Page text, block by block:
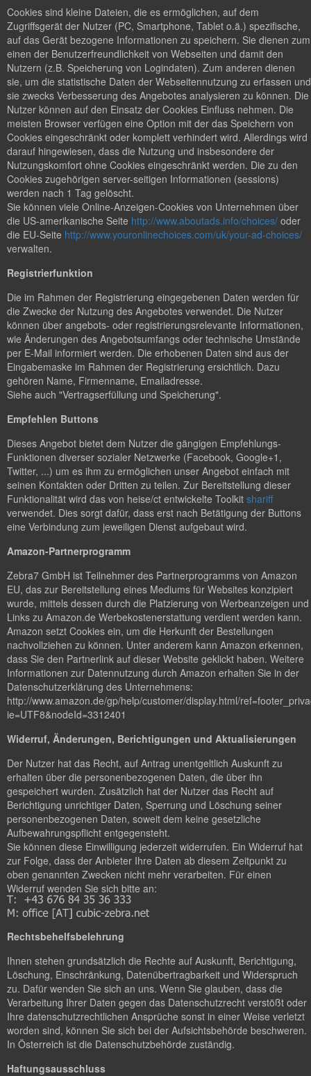
Cookies sind kleine Dateien, die es ermöglichen, auf dem
Zugriffsgerät der Nutzer (PC, Smartphone, Tablet o.ä.) spezifische,
auf das Gerät bezogene Informationen zu speichern. Sie dienen zum
einen der Benutzerfreundlichkeit von Webseiten und damit den
Nutzern (z.B. Speicherung von Logindaten). Zum anderen dienen
sie, um die statistische Daten der Webseitennutzung zu erfassen und
sie zwecks Verbesserung des Angebotes analysieren zu können. Die
Nutzer können auf den Einsatz der Cookies Einfluss nehmen. Die
meisten Browser verfügen eine Option mit der das Speichern von
Cookies eingeschränkt oder komplett verhindert wird. Allerdings wird
darauf hingewiesen, dass die Nutzung und insbesondere der
Nutzungskomfort ohne Cookies eingeschränkt werden. Die zu den
Cookies zugehörigen server-seitigen Informationen (sessions)
werden nach 1 Tag gelöscht.
Sie können viele Online-Anzeigen-Cookies von Unternehmen über
die US-amerikanische Seite http://www.aboutads.info/choices/ oder
die EU-Seite http://www.youronlinechoices.com/uk/your-ad-choices/
verwalten.
Registrierfunktion
Die im Rahmen der Registrierung eingegebenen Daten werden für
die Zwecke der Nutzung des Angebotes verwendet. Die Nutzer
können über angebots- oder registrierungsrelevante Informationen,
wie Änderungen des Angebotsumfangs oder technische Umstände
per E-Mail informiert werden. Die erhobenen Daten sind aus der
Eingabemaske im Rahmen der Registrierung ersichtlich. Dazu
gehören Name, Firmenname, Emailadresse.
Siehe auch "Vertragserfüllung und Speicherung".
Empfehlen Buttons
Dieses Angebot bietet dem Nutzer die gängigen Empfehlungs-
Funktionen diverser sozialer Netzwerke (Facebook, Google+1,
Twitter, ...) um es ihm zu ermöglichen unser Angebot einfach mit
seinen Kontakten oder Dritten zu teilen. Zur Bereitstellung dieser
Funktionalität wird das von heise/ct entwickelte Toolkit shariff
verwendet. Dies sorgt dafür, dass erst nach Betätigung der Buttons
eine Verbindung zum jeweiligen Dienst aufgebaut wird.
Amazon-Partnerprogramm
Zebra7 GmbH ist Teilnehmer des Partnerprogramms von Amazon
EU, das zur Bereitstellung eines Mediums für Websites konzipiert
wurde, mittels dessen durch die Platzierung von Werbeanzeigen und
Links zu Amazon.de Werbekostenerstattung verdient werden kann.
Amazon setzt Cookies ein, um die Herkunft der Bestellungen
nachvollziehen zu können. Unter anderem kann Amazon erkennen,
dass Sie den Partnerlink auf dieser Website geklickt haben. Weitere
Informationen zur Datennutzung durch Amazon erhalten Sie in der
Datenschutzerklärung des Unternehmens:
http://www.amazon.de/gp/help/customer/display.html/
ie=UTF8&nodeId=3312401
Widerruf, Änderungen, Berichtigungen und Aktualisierungen
Der Nutzer hat das Recht, auf Antrag unentgeltlich Auskunft zu
erhalten über die personenbezogenen Daten, die über ihn
gespeichert wurden. Zusätzlich hat der Nutzer das Recht auf
Berichtigung unrichtiger Daten, Sperrung und Löschung seiner
personenbezogenen Daten, soweit dem keine gesetzliche
Aufbewahrungspflicht entgegensteht.
Sie können diese Einwilligung jederzeit widerrufen. Ein Widerruf hat
zur Folge, dass der Anbieter Ihre Daten ab diesem Zeitpunkt zu
oben genannten Zwecken nicht mehr verarbeiten. Für einen
Widerruf wenden Sie sich bitte an:
Rechtsbehelfsbelehrung
Ihnen stehen grundsätzlich die Rechte auf Auskunft, Berichtigung,
Löschung, Einschränkung, Datenübertragbarkeit und Widerspruch
zu. Dafür wenden Sie sich an uns. Wenn Sie glauben, dass die
Verarbeitung Ihrer Daten gegen das Datenschutzrecht verstößt oder
Ihre datenschutzrechtlichen Ansprüche sonst in einer Weise verletzt
worden sind, können Sie sich bei der Aufsichtsbehörde beschweren.
In Österreich ist die Datenschutzbehörde zuständig.
Haftungsausschluss